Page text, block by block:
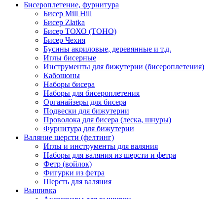
Бисероплетение, фурнитура
Бисер Mill Hill
Бисер Zlatka
Бисер ТОХО (TOHO)
Бисер Чехия
Бусины акриловые, деревянные и т.д.
Иглы бисерные
Инструменты для бижутерии (бисероплетения)
Кабошоны
Наборы бисера
Наборы для бисероплетения
Органайзеры для бисера
Подвески для бижутерии
Проволока для бисера (леска, шнуры)
Фурнитура для бижутерии
Валяние шерсти (фелтинг)
Иглы и инструменты для валяния
Наборы для валяния из шерсти и фетра
Фетр (войлок)
Фигурки из фетра
Шерсть для валяния
Вышивка